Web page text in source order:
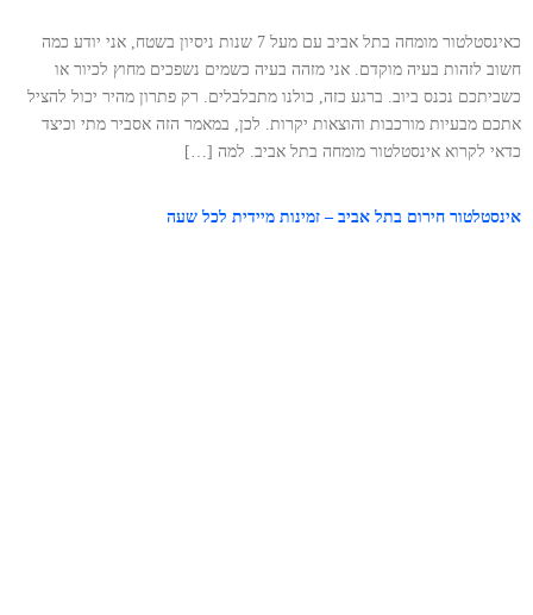
כאינסטלטור מומחה בתל אביב עם מעל 7 שנות ניסיון בשטח, אני יודע כמה
חשוב לזהות בעיה מוקדם. אני מזהה בעיה כשמים נשפכים מחוץ לכיור או
כשביתכם נכנס ביוב. ברגע כזה, כולנו מתבלבלים. רק פתרון מהיר יכול להציל
אתכם מבעיות מורכבות והוצאות יקרות. לכן, במאמר הזה אסביר מתי וכיצד
כדאי לקרוא אינסטלטור מומחה בתל אביב. למה […]
אינסטלטור חירום בתל אביב – זמינות מיידית לכל שעה